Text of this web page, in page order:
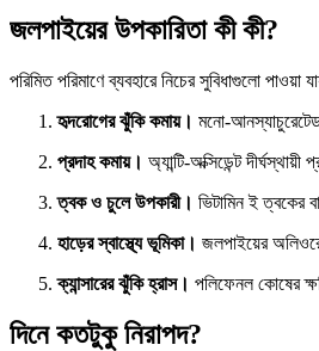
জলপাইয়ের উপকারিতা কী কী?
পরিমিত পরিমাণে ব্যবহারে নিচের সুবিধাগুলো পাওয়া
হৃদরোগের ঝুঁকি কমায়। মনো-
প্রদাহ কমায়। অ্যান্টি-অক্সিডেন্ট
ত্বক ও চুলে উপকারী। ভিটামিন ই ত্বকের
হাড়ের স্বাস্থ্যে ভূমিকা। জলপাইয়ের
ক্যান্সারের ঝুঁকি হ্রাস। পলিফেনল কোষের
দিনে কতটুকু নিরাপদ?